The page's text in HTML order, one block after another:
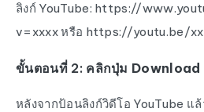
ลิงก์ YouTube: https://
v=xxxx หรือ https://youtu.be/
ขั้นตอนที่ 2: คลิกปุ่ม Download
หลังจากป้อนลิงก์วิดีโอ YouTube แ